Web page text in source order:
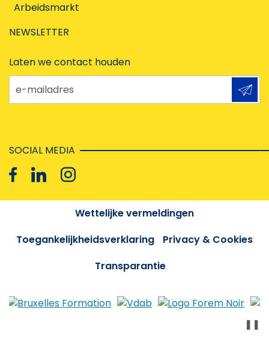
Arbeidsmarkt
NEWSLETTER
Laten we contact houden
e-mailadres
SOCIAL MEDIA
Wettelijke vermeldingen
Toegankelijkheidsverklaring
Privacy & Cookies
Transparantie
❚❚